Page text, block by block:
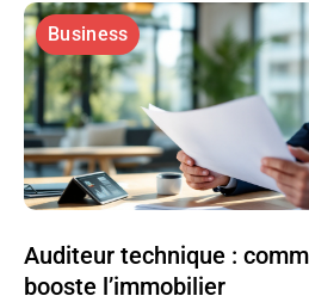
Business
Auditeur technique :
booste l’immobilier